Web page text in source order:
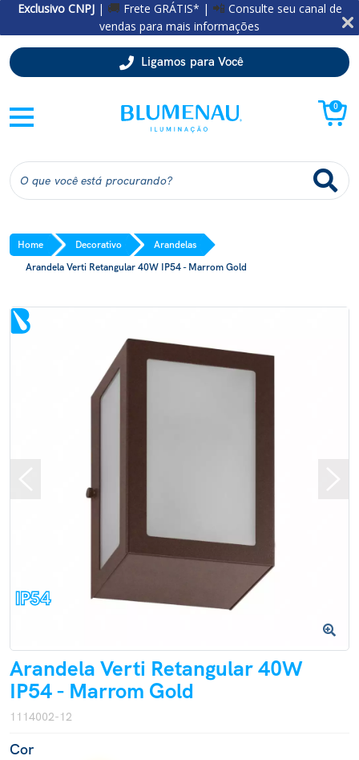
Exclusivo CNPJ | 🚚 Frete GRÁTIS* | 📲 Consulte seu canal de
vendas para mais informações
Ligamos para Você
0
Home Decorativo
Arandelas
Arandela Verti Retangular 40W IP54 - Marrom Gold
Arandela Verti Retangular 40W
IP54 - Marrom Gold
1114002-12
Cor